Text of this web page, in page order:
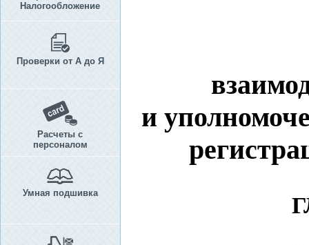
Налогообложение
Проверки от А до Я
Расчеты с
персоналом
Умная подшивка
и